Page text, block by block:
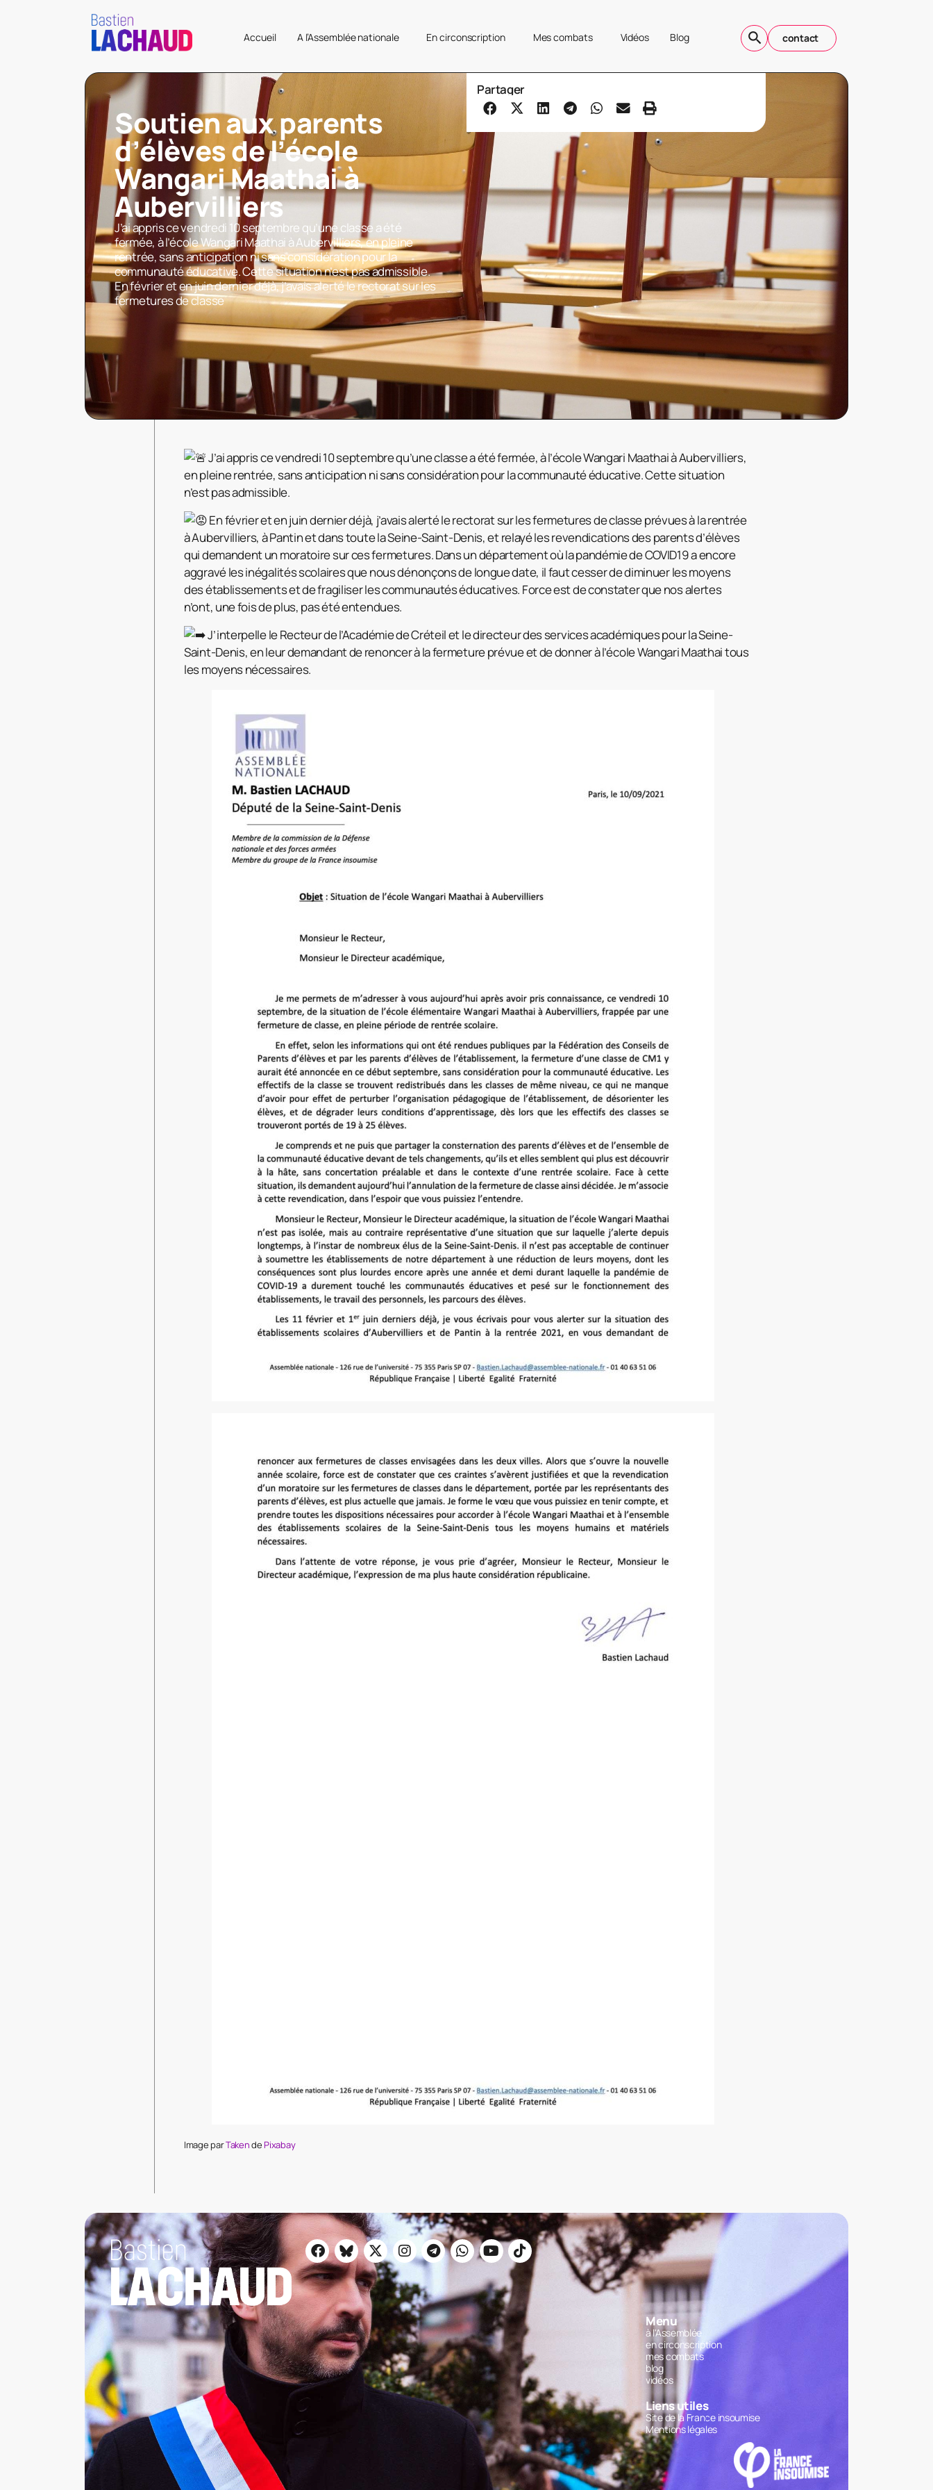
Accueil A l’Assemblée nationale En circonscription Mes combats Vidéos Blog contact
Soutien aux parents
d’élèves de l’école
Wangari Maathai à
Aubervilliers
J’ai appris ce vendredi 10 septembre qu’une classe a été
fermée, à l’école Wangari Maathai à Aubervilliers, en pleine
rentrée, sans anticipation ni sans considération pour la
communauté éducative. Cette situation n’est pas admissible.
En février et en juin dernier déjà, j’avais alerté le rectorat sur les
fermetures de classe
Partager
J’ai appris ce vendredi 10 septembre qu’une classe a été fermée, à l’école Wangari Maathai à Aubervilliers,
en pleine rentrée, sans anticipation ni sans considération pour la communauté éducative. Cette situation
n’est pas admissible.
En février et en juin dernier déjà, j’avais alerté le rectorat sur les fermetures de classe prévues à la rentrée
à Aubervilliers, à Pantin et dans toute la Seine-Saint-Denis, et relayé les revendications des parents d’élèves
qui demandent un moratoire sur ces fermetures. Dans un département où la pandémie de COVID19 a encore
aggravé les inégalités scolaires que nous dénonçons de longue date, il faut cesser de diminuer les moyens
des établissements et de fragiliser les communautés éducatives. Force est de constater que nos alertes
n’ont, une fois de plus, pas été entendues.
J’interpelle le Recteur de l’Académie de Créteil et le directeur des services académiques pour la Seine-
Saint-Denis, en leur demandant de renoncer à la fermeture prévue et de donner à l’école Wangari Maathai tous
les moyens nécessaires.
Image parTakendePixabay
Menu
à l'Assemblée
en circonscription
mes combats
blog
vidéos
Liens utiles
Site de la France insoumise
Mentions légales